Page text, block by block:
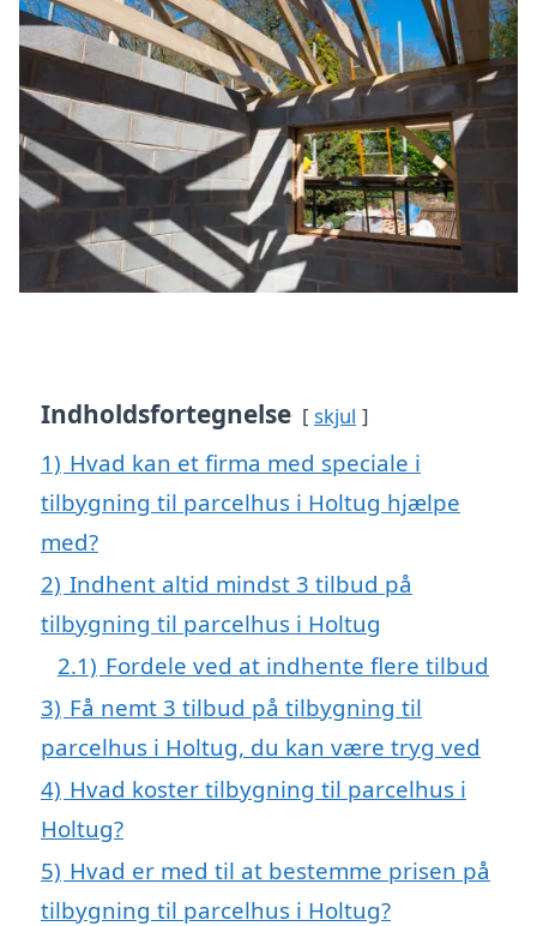
Indholdsfortegnelse skjul
1) Hvad kan et firma med speciale i
tilbygning til parcelhus i Holtug hjælpe
med?
2) Indhent altid mindst 3 tilbud på
tilbygning til parcelhus i Holtug
2.1) Fordele ved at indhente flere tilbud
3) Få nemt 3 tilbud på tilbygning til
parcelhus i Holtug, du kan være tryg ved
4) Hvad koster tilbygning til parcelhus i
Holtug?
5) Hvad er med til at bestemme prisen på
tilbygning til parcelhus i Holtug?